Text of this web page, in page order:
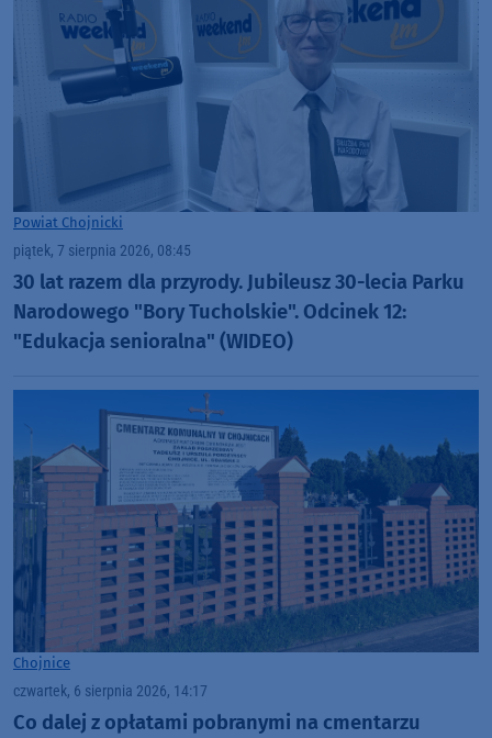
Powiat Chojnicki
piątek, 7 sierpnia 2026, 08:45
30 lat razem dla przyrody. Jubileusz 30-lecia Parku
Narodowego "Bory Tucholskie". Odcinek 12:
"Edukacja senioralna" (WIDEO)
Chojnice
czwartek, 6 sierpnia 2026, 14:17
Co dalej z opłatami pobranymi na cmentarzu